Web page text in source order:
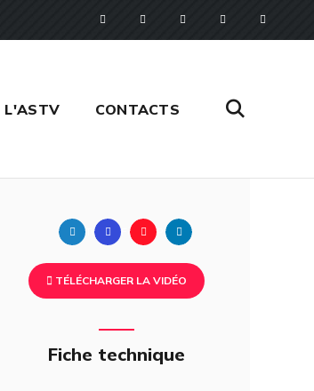
L'ASTV CONTACTS
Twitter FacebookPinterest
TÉLÉCHARGER LA VIDÉO
Fiche technique